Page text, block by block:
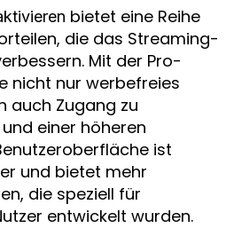
bietet eine Reihe
die das Streaming-
Mit der Pro-
nicht nur werbefreies
auch Zugang zu
einer höheren
ist
und bietet mehr
die speziell für
entwickelt wurden.